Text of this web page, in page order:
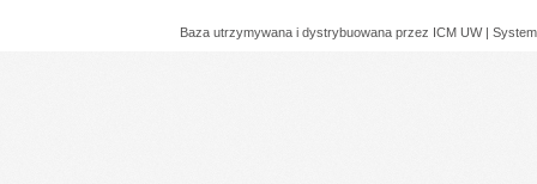
Baza utrzymywana i dystrybuowana przez ICM UW |